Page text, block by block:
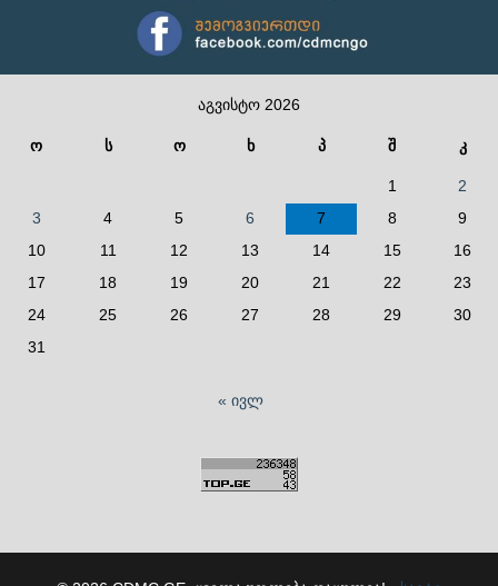
აგვისტო 2026
ო ს ო ხ პ შ კ
1
2
3
4 5 6 7 8
9
10
11 12 13 14 15
16
17
18 19 20 21 22
23
24
25 26 27 28 29
30
31
« ივლ